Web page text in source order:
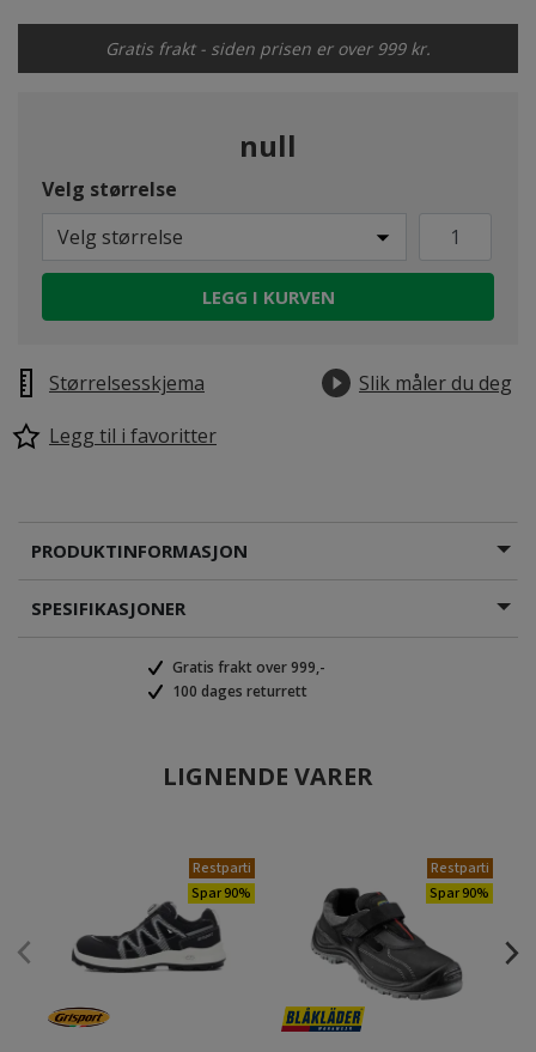
Gratis frakt - siden prisen er over 999 kr.
null
Velg størrelse
Velg størrelse
LEGG I KURVEN
Størrelsesskjema
Slik måler du deg
Legg til i favoritter
PRODUKTINFORMASJON
SPESIFIKASJONER
Gratis frakt over 999,-
100 dages returrett
LIGNENDE VARER
Restparti
Spar 90%
Restparti
Spar 90%